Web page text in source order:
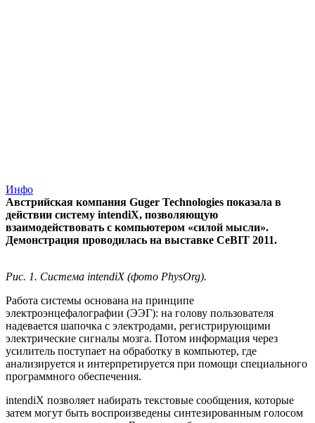
Инфо
Австрийская компания Guger Technologies показала в
действии систему intendiX, позволяющую
взаимодействовать с компьютером «силой мысли».
Демонстрация проводилась на выставке CeBIT 2011.
Рис. 1. Система intendiX (фото PhysOrg).
Работа системы основана на принципе
электроэнцефалографии (ЭЭГ): на голову пользователя
надевается шапочка с электродами, регистрирующими
электрические сигналы мозга. Потом информация через
усилитель поступает на обработку в компьютер, где
анализируется и интерпретируется при помощи специального
программного обеспечения.
intendiX позволяет набирать текстовые сообщения, которые
затем могут быть воспроизведены синтезированным голосом